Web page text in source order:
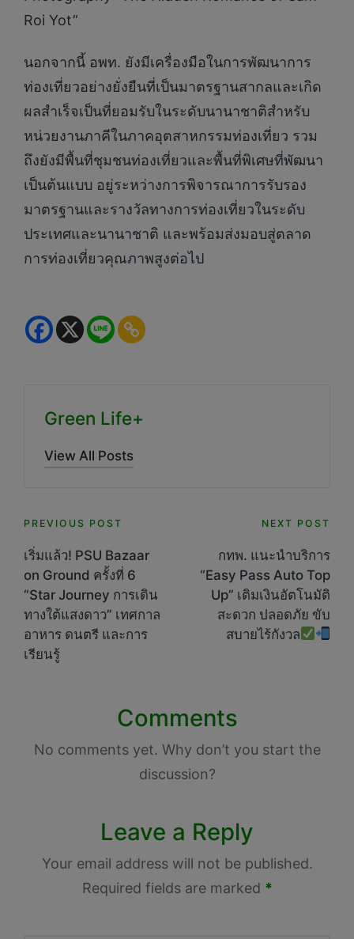
Roi Yot”
นอกจากนี้ อพท. ยังมีเครื่องมือในการพัฒนาการ
ท่องเที่ยวอย่างยั่งยืนที่เป็นมาตรฐานสากลและเกิด
ผลสำเร็จเป็นที่ยอมรับในระดับนานาชาติสำหรับ
หน่วยงานภาคีในภาคอุตสาหกรรมท่องเที่ยว รวม
ถึงยังมีพื้นที่ชุมชนท่องเที่ยวและพื้นที่พิเศษที่พัฒนา
เป็นต้นแบบ อยู่ระหว่างการพิจารณาการรับรอง
มาตรฐานและรางวัลทางการท่องเที่ยวในระดับ
ประเทศและนานาชาติ และพร้อมส่งมอบสู่ตลาด
การท่องเที่ยวคุณภาพสูงต่อไป
Green Life+
View All Posts
Post
navigation
PREVIOUS POST
เริ่มแล้ว! PSU Bazaar
on Ground ครั้งที่ 6
“Star Journey การเดิน
ทางใต้แสงดาว” เทศกาล
อาหาร ดนตรี และการ
เรียนรู้
NEXT POST
กทพ. แนะนำบริการ
“Easy Pass Auto Top
Up” เติมเงินอัตโนมัติ
สะดวก ปลอดภัย ขับ
สบายไร้กังวล
Comments
No comments yet. Why don’t you start the
discussion?
Leave a Reply
Your email address will not be published.
Required fields are marked *